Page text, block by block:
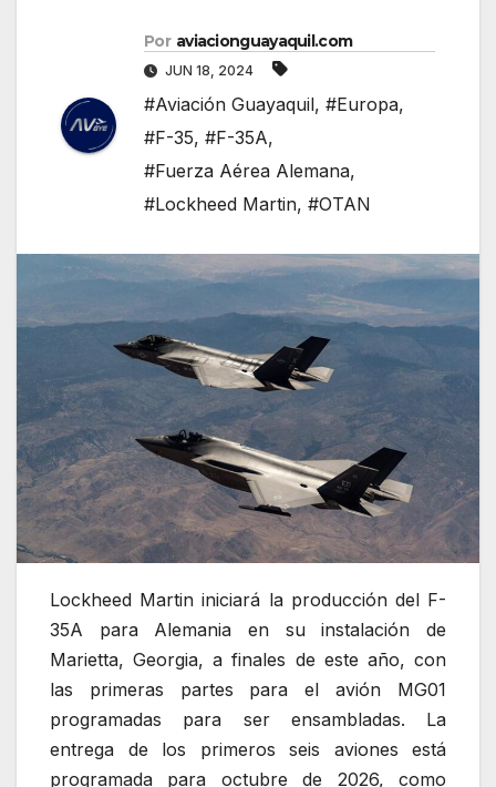
Por aviacionguayaquil.com
JUN 18, 2024
#Aviación Guayaquil, #Europa,
#F-35, #F-35A,
#Fuerza Aérea Alemana,
#Lockheed Martin, #OTAN
Lockheed Martin iniciará la producción del F-
35A para Alemania en su instalación de
Marietta, Georgia, a finales de este año, con
las primeras partes para el avión MG01
programadas para ser ensambladas. La
entrega de los primeros seis aviones está
programada para octubre de 2026, como